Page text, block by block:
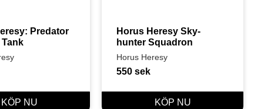
Predator
Horus Heresy Sky-
hunter Squadron
Horus Heresy
550 sek